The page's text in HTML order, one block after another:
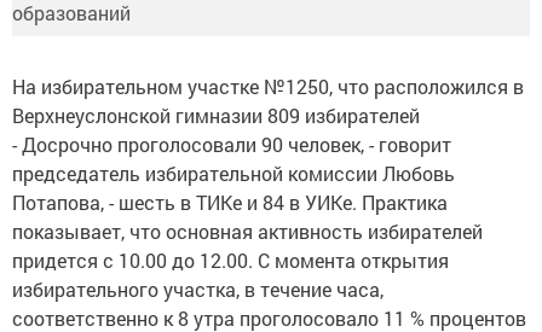
На избирательном участке №1250, что расположился в
Верхнеуслонской гимназии 809 избирателей
- Досрочно проголосовали 90 человек, - говорит
председатель избирательной комиссии Любовь
Потапова, - шесть в ТИКе и 84 в УИКе. Практика
показывает, что основная активность избирателей
придется с 10.00 до 12.00. С момента открытия
избирательного участка, в течение часа,
соответственно к 8 утра проголосовало 11 % процентов